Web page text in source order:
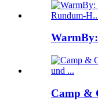
Camp &